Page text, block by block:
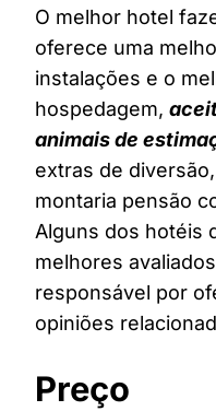
O melhor hotel
oferece uma
instalações e o
hospedagem,
animais de
extras de
montaria pensão
Alguns dos hotéis
melhores
responsável por
opiniões
Preço